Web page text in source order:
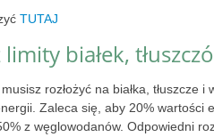
TUTAJ
limity białek,
rozłożyć na białka, tłuszcze i
Zaleca się, aby 20% wartości
z węglowodanów. Odpowiedni